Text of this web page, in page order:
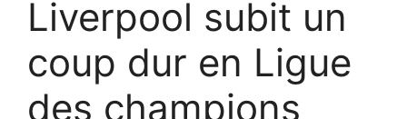
Liverpool subit un
coup dur en Ligue
des champions